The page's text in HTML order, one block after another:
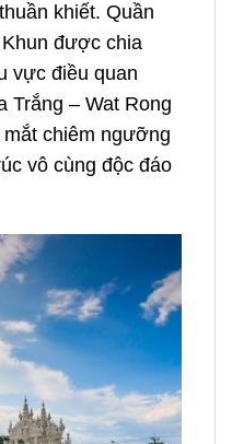
khiết. Quần
được chia
vực điều quan
Trắng – Wat Rong
chiêm ngưỡng
vô cùng độc đáo